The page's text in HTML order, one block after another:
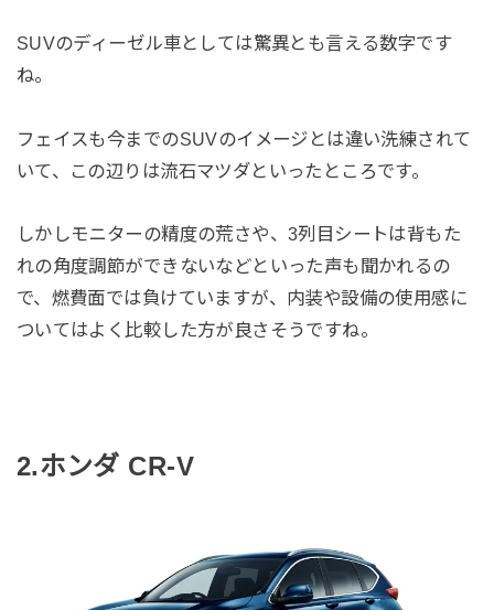
SUVのディーゼル車としては驚異とも言える数字です
ね。
フェイスも今までのSUVのイメージとは違い洗練されて
いて、この辺りは流石マツダといったところです。
しかしモニターの精度の荒さや、3列目シートは背もた
れの角度調節ができないなどといった声も聞かれるの
で、燃費面では負けていますが、内装や設備の使用感に
ついてはよく比較した方が良さそうですね。
2.ホンダ CR-V